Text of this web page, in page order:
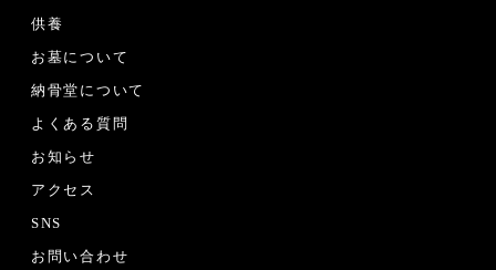
供養
お墓について
納骨堂について
よくある質問
お知らせ
アクセス
SNS
お問い合わせ